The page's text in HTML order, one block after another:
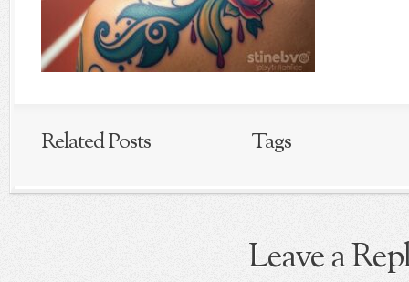
Related Posts Tags
Leave a